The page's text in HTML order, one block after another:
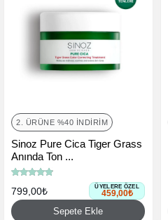
2. ÜRÜNE %40 İNDIRIM
Sinoz Pure Cica Tiger Grass
Anında Ton ...
799,00₺ ÜYELERE ÖZEL
459,00₺
Sepete Ekle